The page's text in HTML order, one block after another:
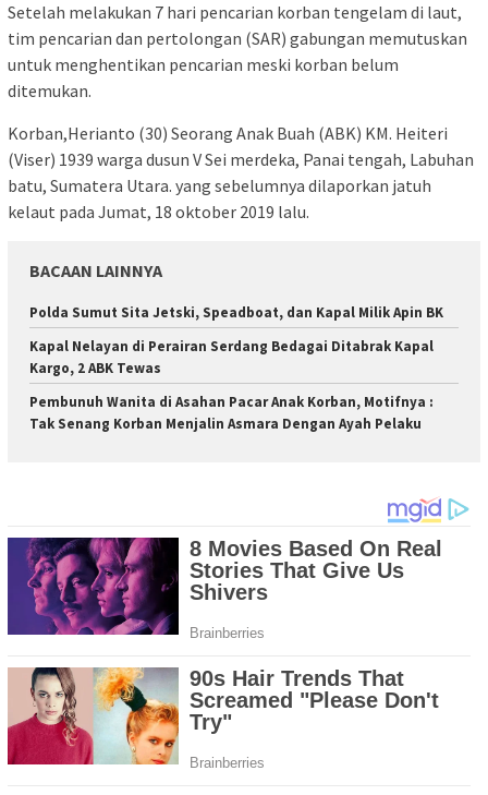
Setelah melakukan 7 hari pencarian korban tengelam di laut,
tim pencarian dan pertolongan (SAR) gabungan memutuskan
untuk menghentikan pencarian meski korban belum
ditemukan.
Korban,Herianto (30) Seorang Anak Buah (ABK) KM. Heiteri
(Viser) 1939 warga dusun V Sei merdeka, Panai tengah, Labuhan
batu, Sumatera Utara. yang sebelumnya dilaporkan jatuh
kelaut pada Jumat, 18 oktober 2019 lalu.
BACAAN LAINNYA
Polda Sumut Sita Jetski, Speadboat, dan Kapal Milik Apin BK
Kapal Nelayan di Perairan Serdang Bedagai Ditabrak Kapal
Kargo, 2 ABK Tewas
Pembunuh Wanita di Asahan Pacar Anak Korban, Motifnya :
Tak Senang Korban Menjalin Asmara Dengan Ayah Pelaku